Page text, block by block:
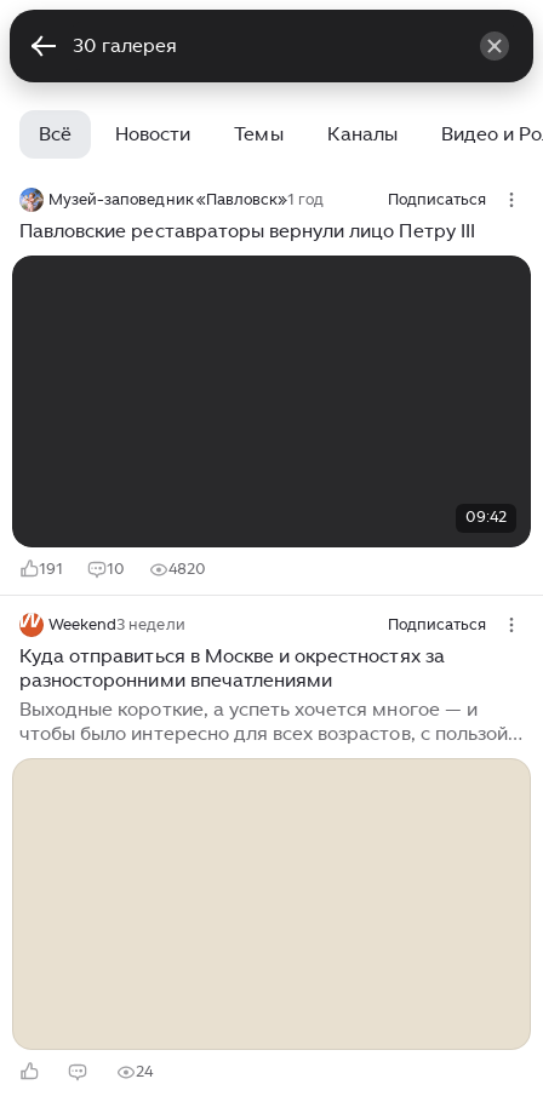
Всё Новости Темы Каналы Видео и
Музей-заповедник «Павловск»1 год Подписаться
Павловские реставраторы вернули лицо Петру III
09:42
191 10 4820
Weekend3 недели Подписаться
Куда отправиться в Москве и окрестностях за
разносторонними впечатлениями
Выходные короткие, а успеть хочется многое — и
чтобы было интересно для всех возрастов, с пользой,
весело и вкусно. Посетить музей, послушать музыку,
24